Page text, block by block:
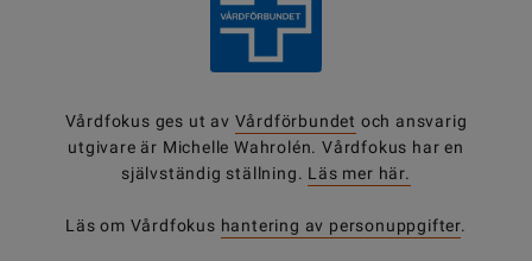
Vårdfokus ges ut av Vårdförbundet och ansvarig
utgivare är Michelle Wahrolén. Vårdfokus har en
självständig ställning. Läs mer här.
Läs om Vårdfokus hantering av personuppgifter.